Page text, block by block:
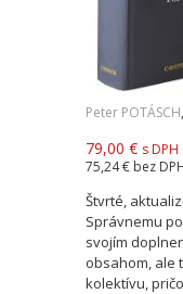
Peter POTÁSCH,
79,00 € s DPH
75,24 € bez
Štvrté,
Správnemu
svojím
obsahom, ale
kolektívu,